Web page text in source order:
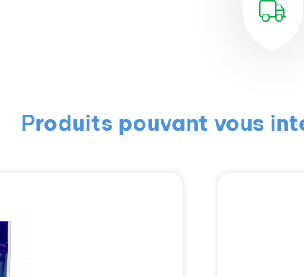
Produits pouvant vous